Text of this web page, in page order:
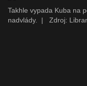
Takhle vypada Kuba na
nadvlády.
| Zdroj: